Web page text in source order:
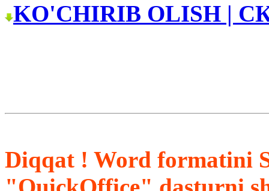
KO'CHIRIB OLISH |
Diqqat ! Word formatini